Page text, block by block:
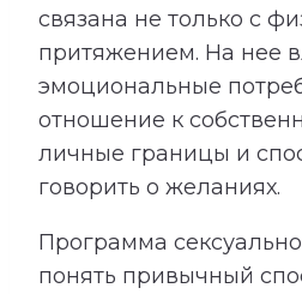
связана не только с
притяжением. На нее
эмоциональные
отношение к
личные границы и
говорить о желаниях.
Программа
понять привычный